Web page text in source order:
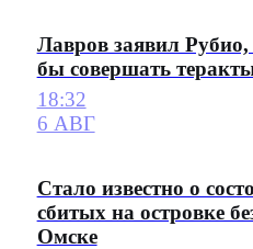
Лавров заявил
бы совершать
18:32
6 АВГ
Стало известно о
сбитых на островке
Омске